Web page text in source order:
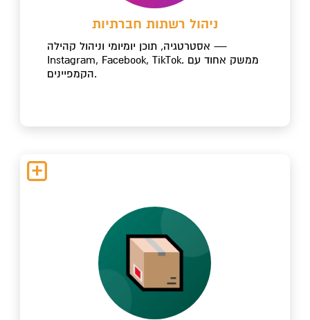
ניהול רשתות חברתיות
אסטרטגיה, תוכן יומיומי וניהול קהילה —
Instagram, Facebook, TikTok. ממשק אחוד עם
הקמפיינים.